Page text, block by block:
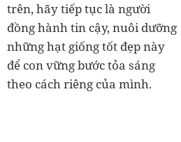
trên, hãy tiếp tục là người
đồng hành tin cậy, nuôi dưỡng
những hạt giống tốt đẹp này
để con vững bước tỏa sáng
theo cách riêng của mình.